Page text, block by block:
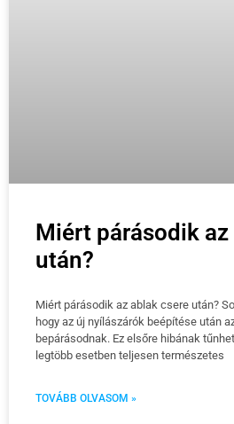
Miért párásodik
után?
Miért párásodik az ablak csere után?
hogy az új nyílászárók beépítése után
bepárásodnak. Ez elsőre hibának
legtöbb esetben teljesen természetes
TOVÁBB OLVASOM »